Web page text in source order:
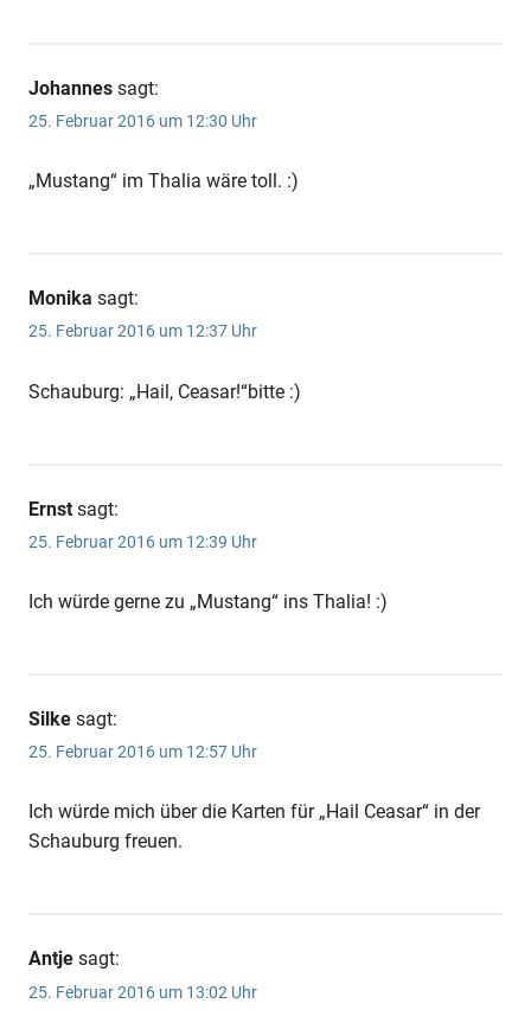
Johannes sagt:
25. Februar 2016 um 12:30 Uhr
„Mustang“ im Thalia wäre toll. :)
Monika sagt:
25. Februar 2016 um 12:37 Uhr
Schauburg: „Hail, Ceasar!“bitte :)
Ernst sagt:
25. Februar 2016 um 12:39 Uhr
Ich würde gerne zu „Mustang“ ins Thalia! :)
Silke sagt:
25. Februar 2016 um 12:57 Uhr
Ich würde mich über die Karten für „Hail Ceasar“ in der
Schauburg freuen.
Antje sagt:
25. Februar 2016 um 13:02 Uhr